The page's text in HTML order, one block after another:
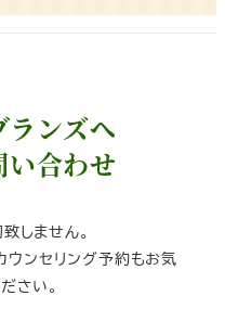
ンズへ
い合わせ
しません。
ンセリング予約もお気
さい。